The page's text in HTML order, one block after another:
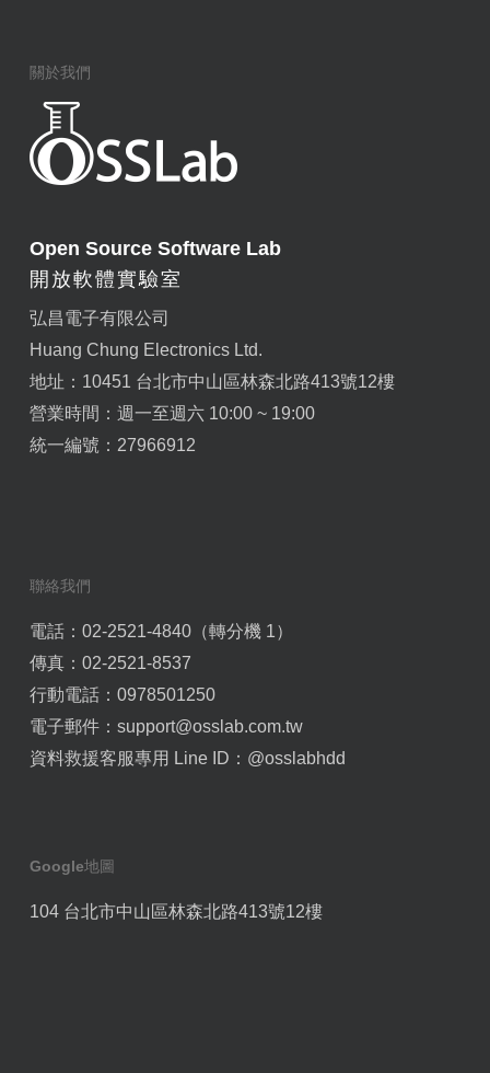
關於我們
Open Source Software Lab
開放軟體實驗室
弘昌電子有限公司
Huang Chung Electronics Ltd.
地址：10451 台北市中山區林森北路413號12樓
營業時間：週一至週六 10:00 ~ 19:00
統一編號：27966912
聯絡我們
電話：02-2521-4840（轉分機 1）
傳真：02-2521-8537
行動電話：0978501250
電子郵件： support@osslab.com.tw
資料救援客服專用 Line ID： @osslabhdd
Google地圖
104 台北市中山區林森北路413號12樓